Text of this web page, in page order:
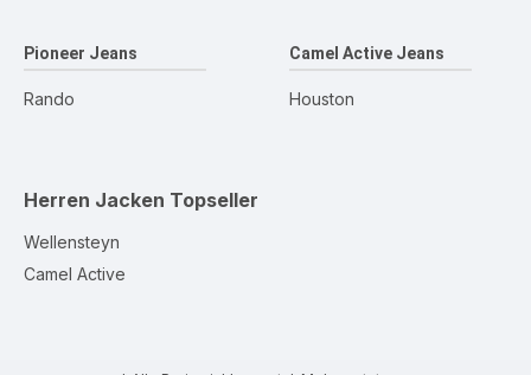
Pioneer Jeans
Rando
Camel Active Jeans
Houston
Herren Jacken Topseller
Wellensteyn
Camel Active